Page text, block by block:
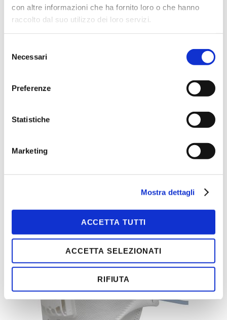
con altre informazioni che ha fornito loro o che hanno
raccolto dal suo utilizzo dei loro servizi.
delNecessari
Preferenze
Statistiche
Marketing
Mostra dettagli
ACCETTA TUTTI
ACCETTA SELEZIONATI
RIFIUTA
Respiratore con valvola FFP3 NR D